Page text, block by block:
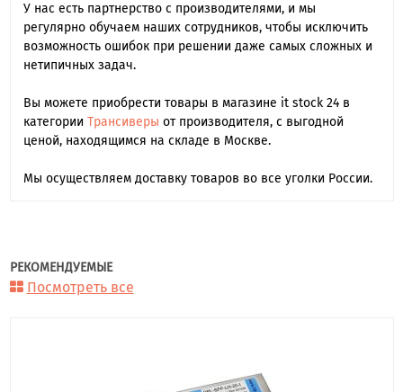
У нас есть партнерство с производителями, и мы
регулярно обучаем наших сотрудников, чтобы исключить
возможность ошибок при решении даже самых сложных и
нетипичных задач.
Вы можете приобрести товары в магазине it stock 24 в
категории Трансиверы от производителя, с выгодной
ценой, находящимся на складе в Москве.
Мы осуществляем доставку товаров во все уголки России.
РЕКОМЕНДУЕМЫЕ
Посмотреть все